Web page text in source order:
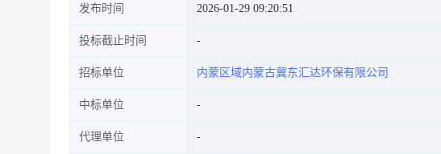
发布时间 2026-01-29 09:20:51
投标截止时间
招标单位 内蒙区域内蒙古冀东汇达环保有限公司
中标单位
代理单位